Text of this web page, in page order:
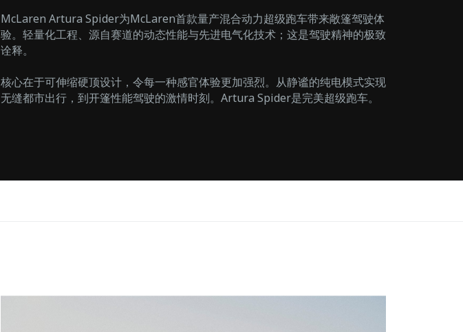
McLaren Artura Spider为McLaren首款量产混合动力超级跑车带来敞篷驾驶体
验。轻量化工程、源自赛道的动态性能与先进电气化技术；这是驾驶精神的极致
诠释。
核心在于可伸缩硬顶设计，令每一种感官体验更加强烈。从静谧的纯电模式实现
无缝都市出行，到开篷性能驾驶的激情时刻。Artura Spider是完美超级跑车。